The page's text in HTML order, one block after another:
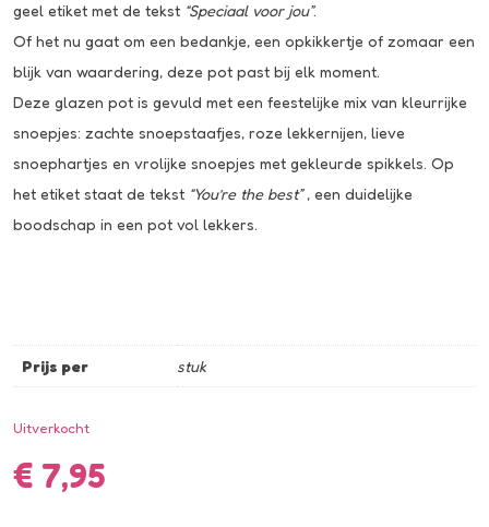
€ 7,95
geel etiket met de tekst “Speciaal voor jou”.
Of het nu gaat om een bedankje, een opkikkertje of zomaar een
blijk van waardering, deze pot past bij elk moment.
Deze glazen pot is gevuld met een feestelijke mix van kleurrijke
snoepjes: zachte snoepstaafjes, roze lekkernijen, lieve
snoephartjes en vrolijke snoepjes met gekleurde spikkels. Op
het etiket staat de tekst “You’re the best”, een duidelijke
boodschap in een pot vol lekkers.
Uitverkocht
Prijs per stuk